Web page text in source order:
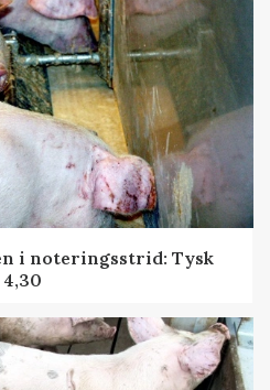
i noteringsstrid: Tysk